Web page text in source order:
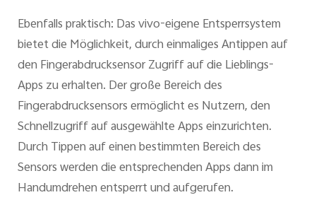
Ebenfalls praktisch: Das vivo-eigene Entsperrsystem
bietet die Möglichkeit, durch einmaliges Antippen auf
den Fingerabdrucksensor Zugriff auf die Lieblings-
Apps zu erhalten. Der große Bereich des
Fingerabdrucksensors ermöglicht es Nutzern, den
Schnellzugriff auf ausgewählte Apps einzurichten.
Durch Tippen auf einen bestimmten Bereich des
Sensors werden die entsprechenden Apps dann im
Handumdrehen entsperrt und aufgerufen.